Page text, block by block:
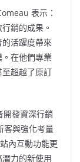
表示：
銷的成果。
活躍度帶來
在他們專業
超越了原訂
發資深行銷
與強化考量
內互動功能更
力的新使用